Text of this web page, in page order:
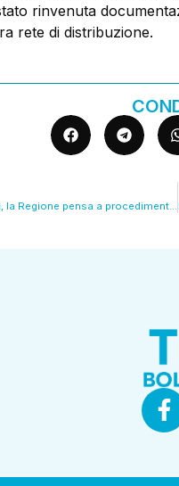
rinvenuta
rete di distribuzione.
Crisi internazionali, la Regione pensa a procedimento straordinario. VIDEO